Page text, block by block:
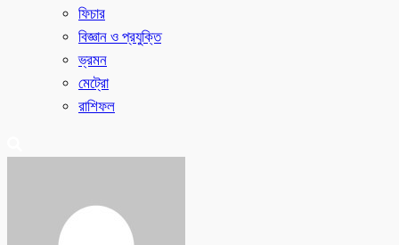
ফিচার
বিজ্ঞান ও প্রযুক্তি
ভ্রমন
মেট্রো
রাশিফল